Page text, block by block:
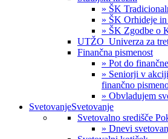
» ŠK
» ŠK Orhideje
» ŠK Zgodbe o
UTŽO_Univerza za
Finančna pismenost
» Pot do
» Seniorji v
finančno
» Obvladujem
SvetovanjeSvetovanje
Svetovalno središče
» Dnevi